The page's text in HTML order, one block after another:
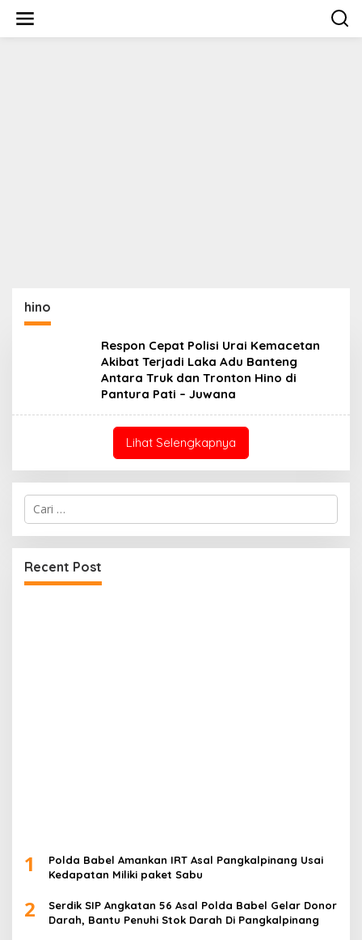
konten
hino
Respon Cepat Polisi Urai Kemacetan
Akibat Terjadi Laka Adu Banteng
Antara Truk dan Tronton Hino di
Pantura Pati – Juwana
Lihat Selengkapnya
Cari
untuk:
Recent Post
1
Polda Babel Amankan IRT Asal Pangkalpinang Usai
Kedapatan Miliki paket Sabu
2
Serdik SIP Angkatan 56 Asal Polda Babel Gelar Donor
Darah, Bantu Penuhi Stok Darah Di Pangkalpinang